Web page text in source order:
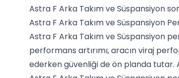
Astra F Arka Takım ve Süspansiyon
Astra F Arka Takım ve Süspansiyon
Astra F Arka Takım ve Süspansiyon
performans artırımı, aracın viraj
ederken güvenliği de ön planda tutar.